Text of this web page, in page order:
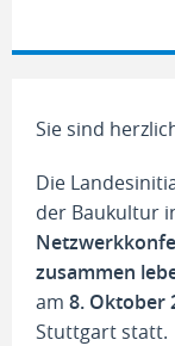
Sie sind
Die
der Baukultur
zusammen
am 8. Oktober
Stuttgart statt.